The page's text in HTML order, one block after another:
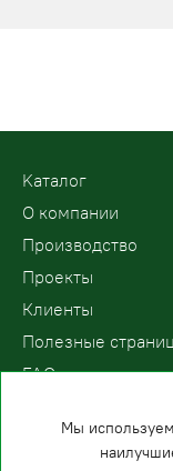
Kаталог
О компании
Производство
Проекты
Клиенты
Полезные
FAQ
Мы